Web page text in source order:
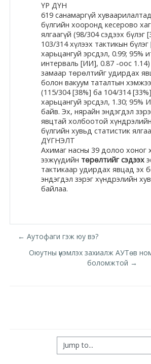
ҮР ДҮН
619 санамаргүй
бүлгийн хооронд кесерово
ялгаагүй (98/304 сэдээх бүлэг
103/314 хүлээх тактикын бүлэг
харьцангуй эрсдэл, 0.99; 95%
интерваль [ИИ], 0.87 -оос
замаар төрөлтийг удирдах
болон вакуум таталтын
(115/304 [38%] ба 104/314
харьцангуй эрсдэл, 1.30; 95%
байв. Эх, нярайн эндэгдэл
явцтай холбоотой
бүлгийн хувьд статистик
ДҮГНЭЛТ
Ахимаг насны 39 долоо хоног
ээжүүдийн төрөлтийг сэдээх
тактикаар удирдах явцад эх
эндэгдэл зэрэг хүндрэлийн
байлаа.
← Аутофаги гэж юу вэ?
Оюутны үнэмлэх захиалж АУТөв
боломжтой →
Jump to...